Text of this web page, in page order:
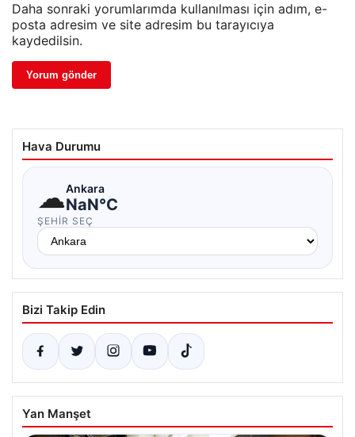
Daha sonraki yorumlarımda kullanılması için adım, e-
posta adresim ve site adresim bu tarayıcıya
kaydedilsin.
Hava Durumu
☁Ankara
NaN°C
ŞEHIR SEÇ
Bizi Takip Edin
Yan Manşet